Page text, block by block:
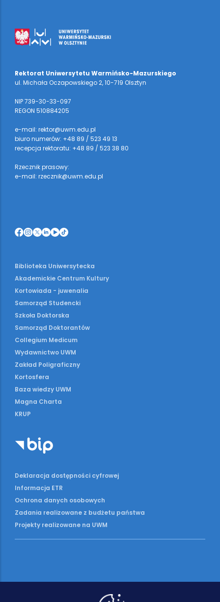
Rektorat Uniwersytetu Warmińsko-Mazurskiego
ul. Michała Oczapowskiego 2, 10-719 Olsztyn
NIP 739-30-33-097
REGON 510884205
e-mail: rektor@uwm.edu.pl
biuro numerów: +48 89 / 523 49 13
recepcja rektoratu: +48 89 / 523 38 80
Rzecznik prasowy:
e-mail: rzecznik@uwm.edu.pl
Biblioteka Uniwersytecka
Akademickie Centrum Kultury
Kortowiada - juwenalia
Samorząd Studencki
Szkoła Doktorska
Samorząd Doktorantów
Collegium Medicum
Wydawnictwo UWM
Zakład Poligraficzny
Kortosfera
Baza wiedzy UWM
Magna Charta
KRUP
Deklaracja dostępności cyfrowej
Informacja ETR
Ochrona danych osobowych
Zadania realizowane z budżetu państwa
Projekty realizowane na UWM